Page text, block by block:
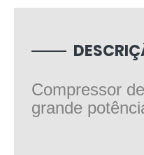
Compressor
grande